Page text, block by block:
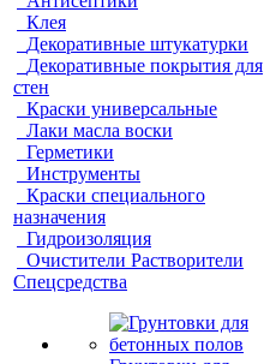
Клея
Декоративные штукатурки
Декоративные покрытия для
стен
Краски универсальные
Лаки масла воски
Герметики
Инструменты
Краски специального
назначения
Гидроизоляция
Очистители Растворители
Спецсредства